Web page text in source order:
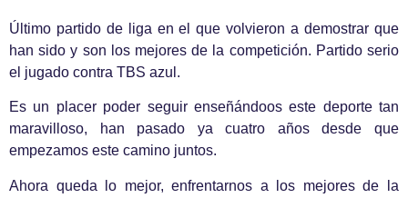
Último partido de liga en el que volvieron a demostrar que
han sido y son los mejores de la competición. Partido serio
el jugado contra TBS azul.
Es un placer poder seguir enseñándoos este deporte tan
maravilloso, han pasado ya cuatro años desde que
empezamos este camino juntos.
Ahora queda lo mejor, enfrentarnos a los mejores de la